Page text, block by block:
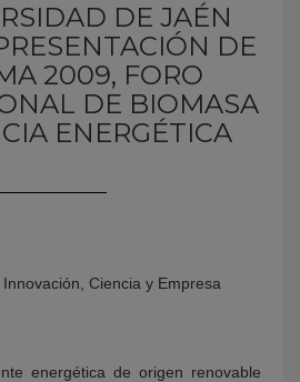
DE JAÉN
DE
2009, FORO
DE BIOMASA
ENERGÉTICA
Ciencia y Empresa
energética de origen renovable